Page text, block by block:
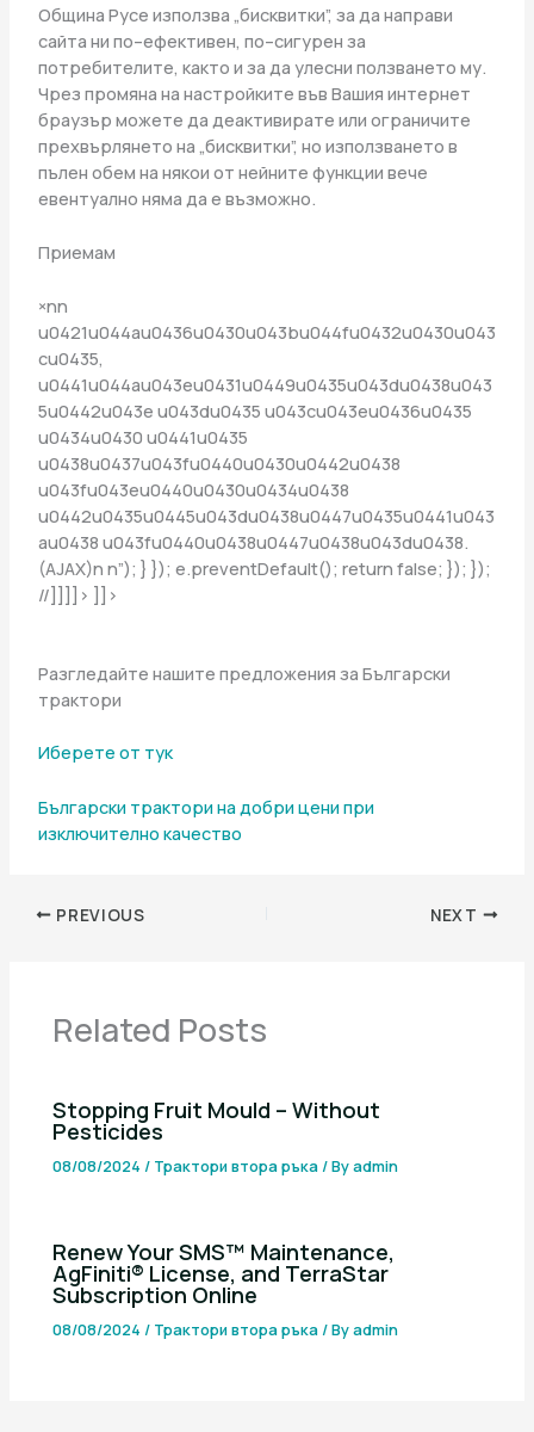
Община Русе използва „бисквитки”, за да направи
сайта ни по–ефективен, по–сигурен за
потребителите, както и за да улесни ползването му.
Чрез промяна на настройките във Вашия интернет
браузър можете да деактивирате или ограничите
прехвърлянето на „бисквитки”, но използването в
пълен обем на някои от нейните функции вече
евентуално няма да е възможно.
Приемам
×nn
u0421u044au0436u0430u043bu044fu0432u0430u043
cu0435,
u0441u044au043eu0431u0449u0435u043du0438u043
5u0442u043e u043du0435 u043cu043eu0436u0435
u0434u0430 u0441u0435
u0438u0437u043fu0440u0430u0442u0438
u043fu043eu0440u0430u0434u0438
u0442u0435u0445u043du0438u0447u0435u0441u043
au0438 u043fu0440u0438u0447u0438u043du0438.
(AJAX)n n”); } }); e.preventDefault(); return false; }); });
//]]]]> ]]>
Разгледайте нашите предложения за Български
трактори
Иберете от тук
Български трактори на добри цени при
изключително качество
PREVIOUS NEXT
Related Posts
Stopping Fruit Mould – Without
Pesticides
08/08/2024/ Трактори втора ръка/ Byadmin
Renew Your SMS™ Maintenance,
AgFiniti® License, and TerraStar
Subscription Online
08/08/2024/ Трактори втора ръка/ Byadmin